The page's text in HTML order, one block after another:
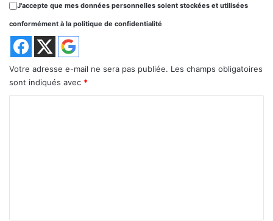
J'accepte que mes données personnelles soient stockées et utilisées
conformément à la politique de confidentialité
Votre adresse e-mail ne sera pas publiée. Les champs obligatoires
sont indiqués avec *